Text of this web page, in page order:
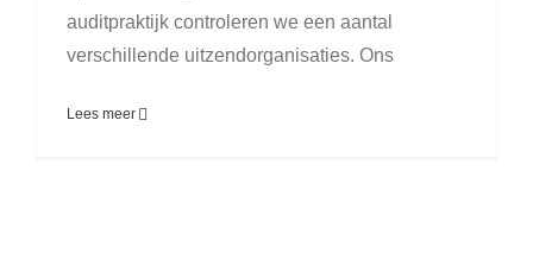
auditpraktijk controleren we een aantal
verschillende uitzendorganisaties. Ons
Lees meer